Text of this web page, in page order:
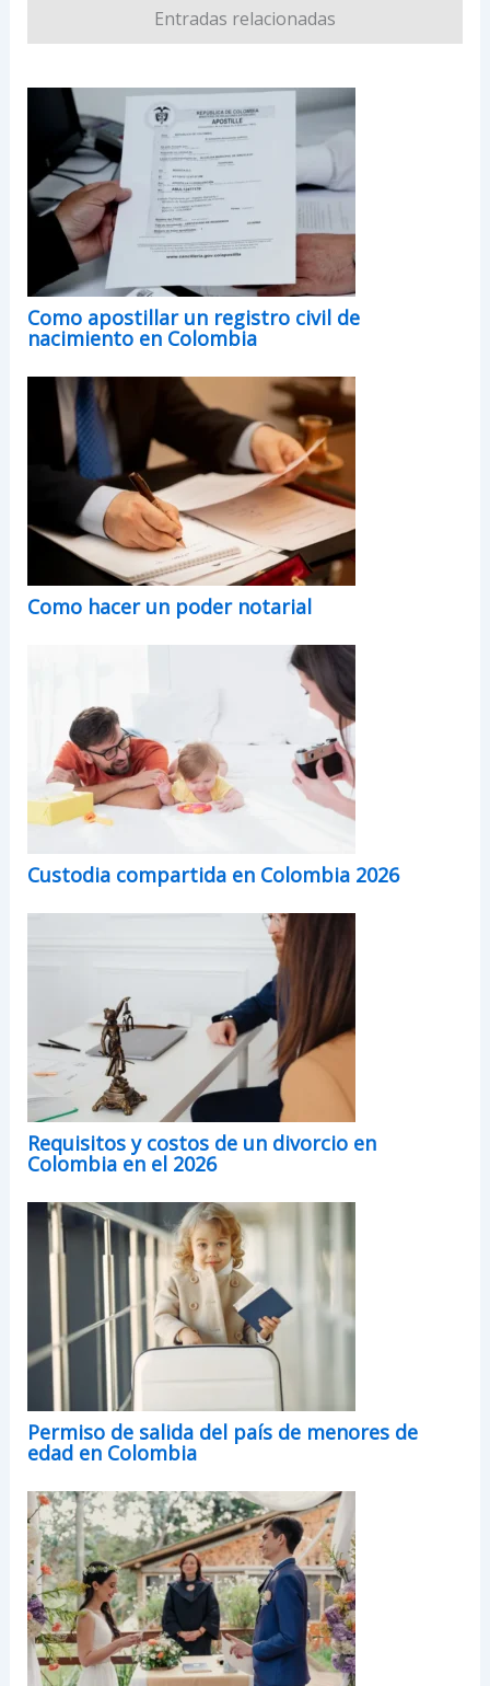
Entradas relacionadas
Como apostillar un registro civil de
nacimiento en Colombia
Como hacer un poder notarial
Custodia compartida en Colombia 2026
Requisitos y costos de un divorcio en
Colombia en el 2026
Permiso de salida del país de menores de
edad en Colombia